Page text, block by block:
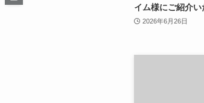
イム様にご紹介
2026年6月26日